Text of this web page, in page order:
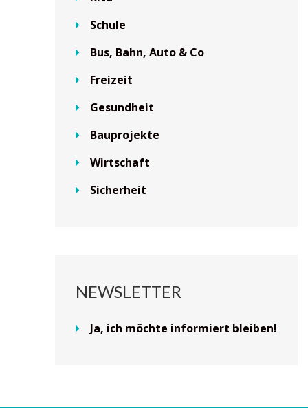
Schule
Bus, Bahn, Auto & Co
Freizeit
Gesundheit
Bauprojekte
Wirtschaft
Sicherheit
NEWSLETTER
Ja, ich möchte informiert bleiben!